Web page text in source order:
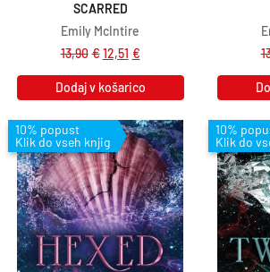
SCARRED
Emily McIntire
13,90 € 12,51 €
Dodaj v košarico
10% popust
Klik do vseh knjig
10%
Klik do